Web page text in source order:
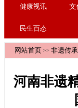
健康视讯 文
民生百态
网站首页 >> 非遗传承
河南非遗